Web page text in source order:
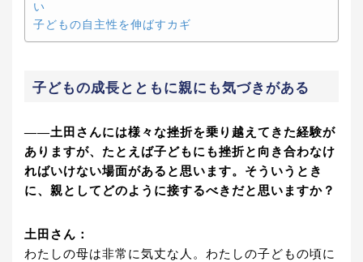
い
子どもの自主性を伸ばすカギ
子どもの成長とともに親にも気づきがある
――土田さんには様々な挫折を乗り越えてきた経験が
ありますが、たとえば子どもにも挫折と向き合わなけ
ればいけない場面があると思います。そういうとき
に、親としてどのように接するべきだと思いますか？
土田さん：
わたしの母は非常に気丈な人。わたしの子どもの頃に